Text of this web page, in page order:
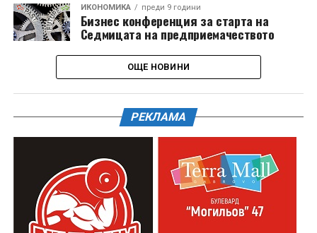
ИКОНОМИКА преди 9 години
Бизнес конференция за старта на
Седмицата на предприемачеството
ОЩЕ НОВИНИ
РЕКЛАМА